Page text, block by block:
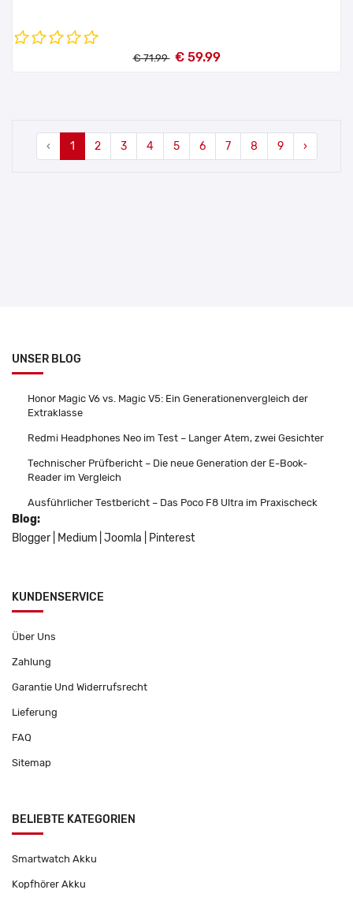
€ 71.99 € 59.99
‹ 1 2 3 4 5 6 7 8 9 ›
UNSER BLOG
Honor Magic V6 vs. Magic V5: Ein Generationenvergleich der
Extraklasse
Redmi Headphones Neo im Test – Langer Atem, zwei Gesichter
Technischer Prüfbericht – Die neue Generation der E-Book-
Reader im Vergleich
Ausführlicher Testbericht – Das Poco F8 Ultra im Praxischeck
Blog:
Blogger
Medium Joomla Pinterest
KUNDENSERVICE
Über Uns
Zahlung
Garantie Und Widerrufsrecht
Lieferung
FAQ
Sitemap
BELIEBTE KATEGORIEN
Smartwatch Akku
Kopfhörer Akku